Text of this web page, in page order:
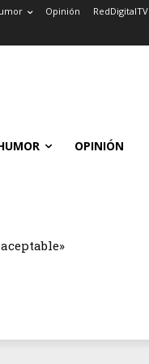
Opinión RedDigitalTV
OPINIÓN